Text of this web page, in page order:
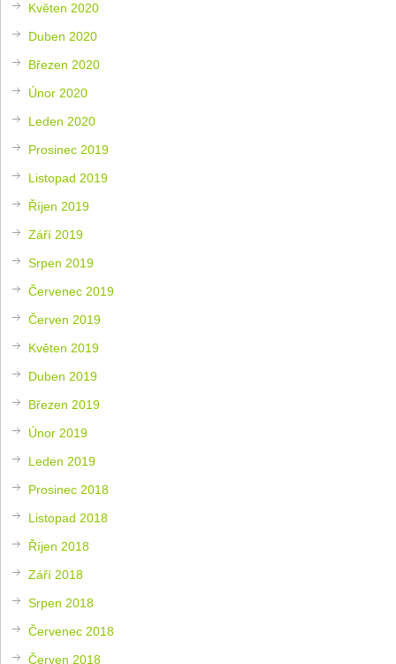
Květen 2020
Duben 2020
Březen 2020
Únor 2020
Leden 2020
Prosinec 2019
Listopad 2019
Říjen 2019
Září 2019
Srpen 2019
Červenec 2019
Červen 2019
Květen 2019
Duben 2019
Březen 2019
Únor 2019
Leden 2019
Prosinec 2018
Listopad 2018
Říjen 2018
Září 2018
Srpen 2018
Červenec 2018
Červen 2018